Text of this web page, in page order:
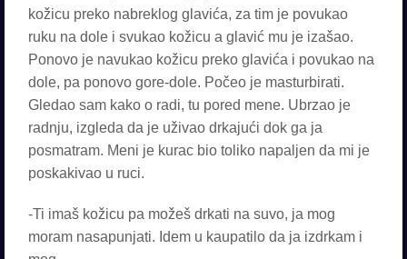
kožicu preko nabreklog glavića, za tim je povukao
ruku na dole i svukao kožicu a glavić mu je izašao.
Ponovo je navukao kožicu preko glavića i povukao na
dole, pa ponovo gore-dole. Počeo je masturbirati.
Gledao sam kako o radi, tu pored mene. Ubrzao je
radnju, izgleda da je uživao drkajući dok ga ja
posmatram. Meni je kurac bio toliko napaljen da mi je
poskakivao u ruci.
-Ti imaš kožicu pa možeš drkati na suvo, ja mog
moram nasapunjati. Idem u kaupatilo da ja izdrkam i